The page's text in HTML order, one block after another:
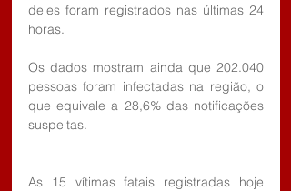
deles foram registrados nas últimas 24
horas.
Os dados mostram ainda que 202.040
pessoas foram infectadas na região, o
que equivale a 28,6% das notificações
suspeitas.
As 15 vítimas fatais registradas hoje